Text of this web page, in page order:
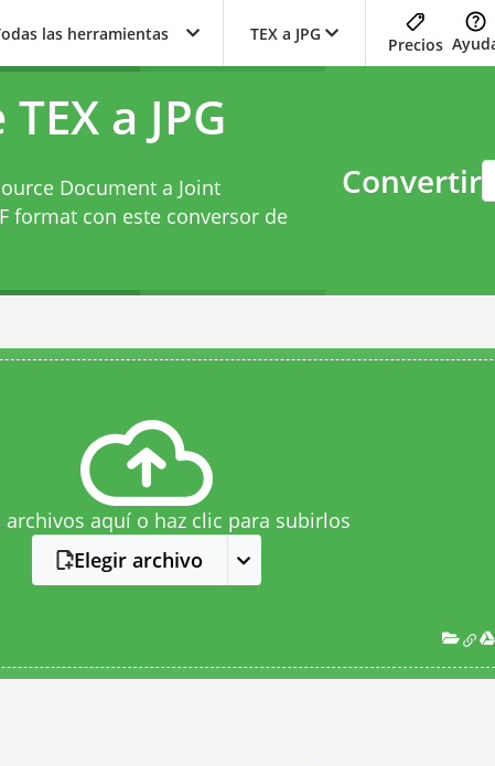
las herramientas TEX a JPG
Precios
a JPG
Document a Joint
format con este conversor de
Convertir
archivos aquí o haz clic para subirlos
Elegir archivo